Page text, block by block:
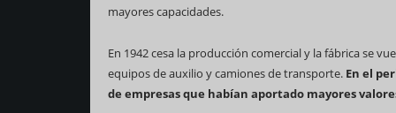
mayores capacidades.
En 1942 cesa la producción comercial y la fábrica se
equipos de auxilio y camiones de transporte. En el
de empresas que habían aportado mayores